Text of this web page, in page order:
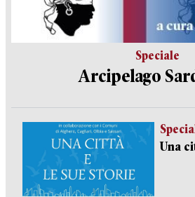
Speciale
Arcipelago
Una